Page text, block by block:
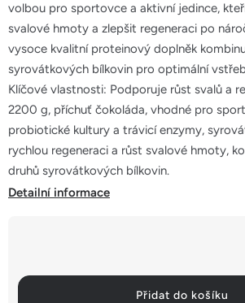
Přidat do košíku
volbou pro sportovce a aktivní jedince,
svalové hmoty a zlepšit regeneraci po
vysoce kvalitní proteinový doplněk
syrovátkových bílkovin pro optimální
Klíčové vlastnosti: Podporuje růst svalů a
2200 g, příchuť čokoláda, vhodné pro
probiotické kultury a trávicí enzymy,
rychlou regeneraci a růst svalové hmoty,
druhů syrovátkových bílkovin.
Detailní informace